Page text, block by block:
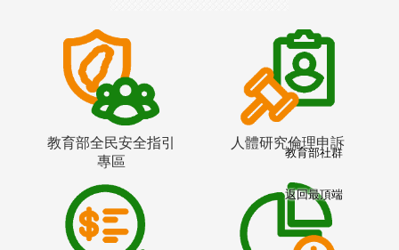
教育部全民安全指引
專區
人體研究倫理申訴
教育部社群
返回最頂端